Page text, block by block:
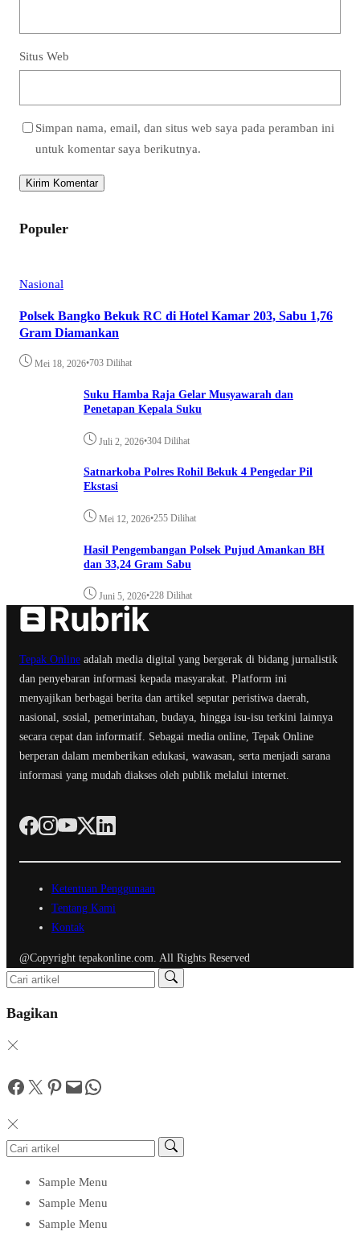
Situs Web
Simpan nama, email, dan situs web saya pada peramban ini
untuk komentar saya berikutnya.
Populer
Nasional
Polsek Bangko Bekuk RC di Hotel Kamar 203, Sabu 1,76
Gram Diamankan
Mei 18, 2026•703 Dilihat
Suku Hamba Raja Gelar Musyawarah dan
Penetapan Kepala Suku
Juli 2, 2026•304 Dilihat
Satnarkoba Polres Rohil Bekuk 4 Pengedar Pil
Ekstasi
Mei 12, 2026•255 Dilihat
Hasil Pengembangan Polsek Pujud Amankan BH
dan 33,24 Gram Sabu
Juni 5, 2026•228 Dilihat
Tepak Online adalah media digital yang bergerak di bidang jurnalistik
dan penyebaran informasi kepada masyarakat. Platform ini
menyajikan berbagai berita dan artikel seputar peristiwa daerah,
nasional, sosial, pemerintahan, budaya, hingga isu-isu terkini lainnya
secara cepat dan informatif. Sebagai media online, Tepak Online
berperan dalam memberikan edukasi, wawasan, serta menjadi sarana
informasi yang mudah diakses oleh publik melalui internet.
Ketentuan Penggunaan
Tentang Kami
Kontak
@Copyright tepakonline.com. All Rights Reserved
Bagikan
Facebook
Twitter
Pinterest
MailWhatsApp
Sample Menu
Sample Menu
Sample Menu